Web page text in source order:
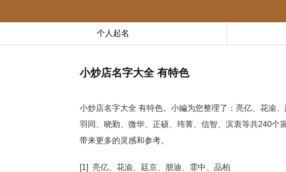
个人起名
小炒店名字大全 有特色
小炒店名字大全 有特色。小編为您整理了：亮亿、花渝
羽同、晓勤、微华、正硕、玮菁、信智、滨衷等共240个
带来更多的灵感和参考。
[1] 亮亿、花渝、廷京、朋迪、霏中、品柏